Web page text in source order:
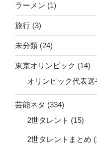
ラーメン (1)
旅行 (3)
未分類 (24)
東京オリンピック (14)
オリンピック代表選
芸能ネタ (334)
2世タレント (15)
2世タレントまとめ